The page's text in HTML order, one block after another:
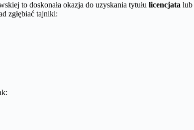
to doskonała okazja do uzyskania tytułu licencjata lub
zgłębiać tajniki: